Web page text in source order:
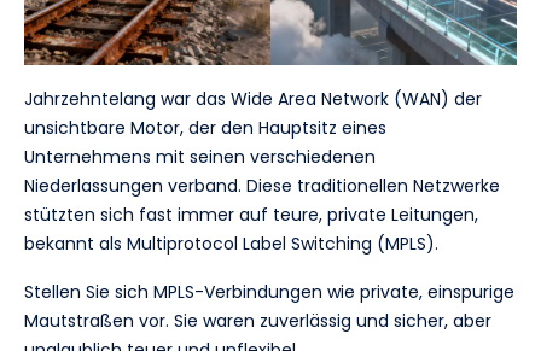
Jahrzehntelang war das Wide Area Network (WAN) der
unsichtbare Motor, der den Hauptsitz eines
Unternehmens mit seinen verschiedenen
Niederlassungen verband. Diese traditionellen Netzwerke
stützten sich fast immer auf teure, private Leitungen,
bekannt als Multiprotocol Label Switching (MPLS).
Stellen Sie sich MPLS-Verbindungen wie private, einspurige
Mautstraßen vor. Sie waren zuverlässig und sicher, aber